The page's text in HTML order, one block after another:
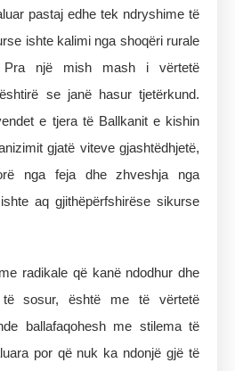
pastaj edhe tek ndryshime të
ishte kalimi nga shoqëri rurale
Pra një mish mash i vërtetë
se janë hasur tjetërkund.
e tjera të Ballkanit e kishin
gjatë viteve gjashtëdhjetë,
nga feja dhe zhveshja nga
aq gjithëpërfshirëse sikurse
radikale që kanë ndodhur dhe
sosur, është me të vërtetë
ballafaqohesh me stilema të
por që nuk ka ndonjë gjë të